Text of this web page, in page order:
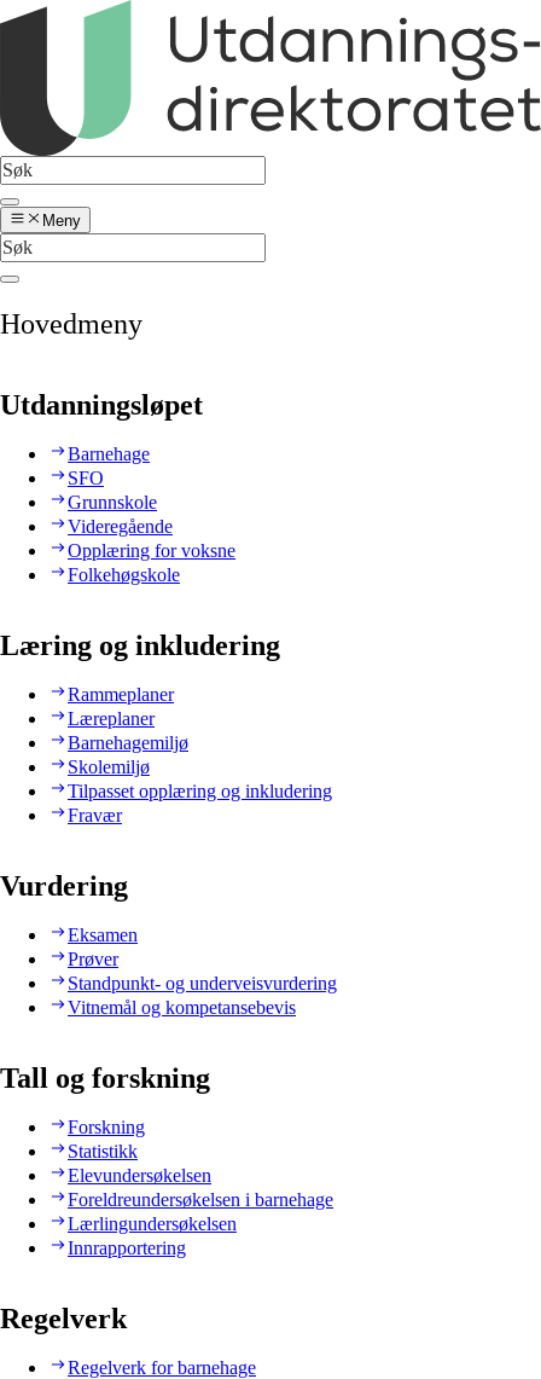
Meny
Hovedmeny
Utdanningsløpet
Barnehage
SFO
Grunnskole
Videregående
Opplæring for voksne
Folkehøgskole
Læring og inkludering
Rammeplaner
Læreplaner
Barnehagemiljø
Skolemiljø
Tilpasset opplæring og inkludering
Fravær
Vurdering
Eksamen
Prøver
Standpunkt- og underveisvurdering
Vitnemål og kompetansebevis
Tall og forskning
Forskning
Statistikk
Elevundersøkelsen
Foreldreundersøkelsen i barnehage
Lærlingundersøkelsen
Innrapportering
Regelverk
Regelverk for barnehage